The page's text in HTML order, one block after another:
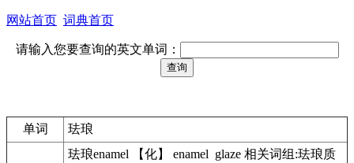
网站首页 词典首页
请输入您要查询的英文单词：
单词 珐琅
珐琅enamel 【化】 enamel glaze 相关词组:珐琅质